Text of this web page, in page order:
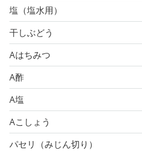
塩（塩水用）
干しぶどう
Aはちみつ
A酢
A塩
Aこしょう
パセリ（みじん切り）